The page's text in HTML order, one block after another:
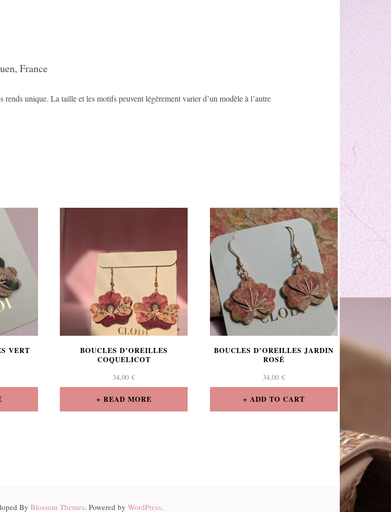
France
unique. La taille et les motifs peuvent légèrement varier d’un modèle à l’autre
VERT
BOUCLES D’OREILLES
COQUELICOT
34,00€
READ MORE
BOUCLES D’OREILLES JARDIN
ROSÉ
34,00 €
ADD TO CART
By Blossom Themes. Powered by WordPress.